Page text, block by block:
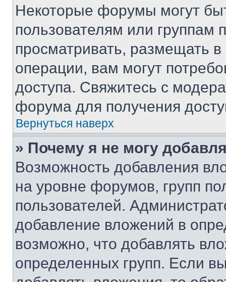
Некоторые форумы могут
пользователям или группам
просматривать, размещать
операции, вам могут
доступа. Свяжитесь с
форума для получения
Вернуться наверх
» Почему я не могу
Возможность добавления
на уровне форумов, групп
пользователей.
добавление вложений в
возможно, что добавлять
определенных групп. Если